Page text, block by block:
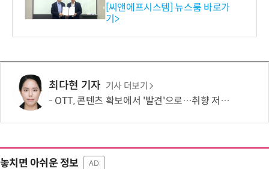
[씨앤에프시스템] 뉴스룸 바로가
기>
최다현 기자 기사 더보기
OTT, 콘텐츠 확보에서 '발견'으로…취향 저격이 이탈 막는다
놓치면 아쉬운 정보 AD